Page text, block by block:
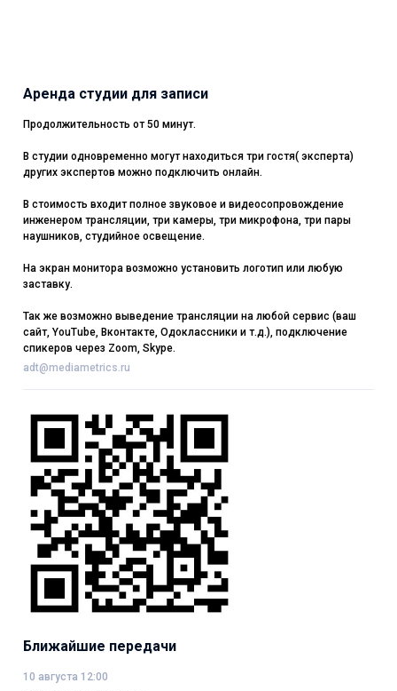
Аренда студии для записи
Продолжительность от 50 минут.
В студии одновременно могут находиться три гостя( эксперта)
других экспертов можно подключить онлайн.
В стоимость входит полное звуковое и видеосопровождение
инженером трансляции, три камеры, три микрофона, три пары
наушников, студийное освещение.
На экран монитора возможно установить логотип или любую
заставку.
Так же возможно выведение трансляции на любой сервис (ваш
сайт, YouTube, Вконтакте, Одоклассники и т.д.), подключение
спикеров через Zoom, Skype.
adt@mediametrics.ru
Ближайшие передачи
10 августа 12:00